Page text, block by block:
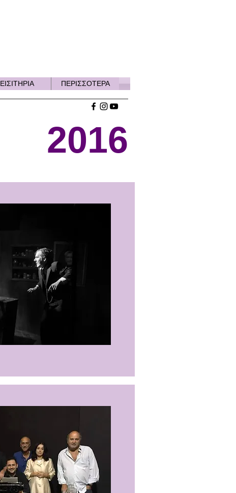
ΕΙΣΙΤΗΡΙΑ ΠΕΡΙΣΣΟΤΕΡΑ
2016